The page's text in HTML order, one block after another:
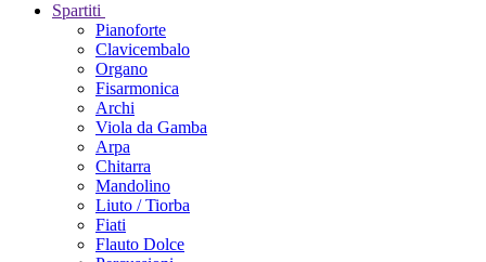
Spartiti
Pianoforte
Clavicembalo
Organo
Fisarmonica
Archi
Viola da Gamba
Arpa
Chitarra
Mandolino
Liuto / Tiorba
Fiati
Flauto Dolce